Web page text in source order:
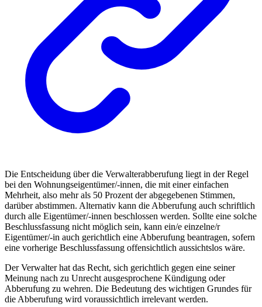
Die Entscheidung über die Verwalterabberufung liegt in der Regel
bei den Wohnungseigentümer/-innen, die mit einer einfachen
Mehrheit, also mehr als 50 Prozent der abgegebenen Stimmen,
darüber abstimmen. Alternativ kann die Abberufung auch schriftlich
durch alle Eigentümer/-innen beschlossen werden. Sollte eine solche
Beschlussfassung nicht möglich sein, kann ein/e einzelne/r
Eigentümer/-in auch gerichtlich eine Abberufung beantragen, sofern
eine vorherige Beschlussfassung offensichtlich aussichtslos wäre.
Der Verwalter hat das Recht, sich gerichtlich gegen eine seiner
Meinung nach zu Unrecht ausgesprochene Kündigung oder
Abberufung zu wehren. Die Bedeutung des wichtigen Grundes für
die Abberufung wird voraussichtlich irrelevant werden.